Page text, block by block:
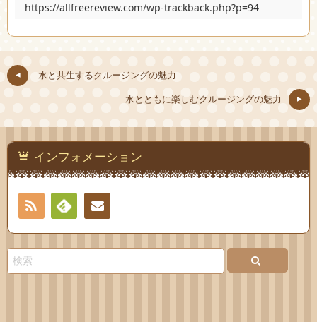
https://allfreereview.com/wp-trackback.php?p=94
水と共生するクルージングの魅力
水とともに楽しむクルージングの魅力
インフォメーション
RSS
Feedlyお問